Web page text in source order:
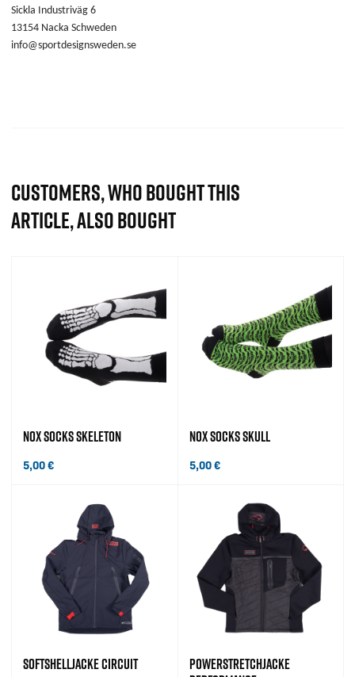
Sickla Industriväg 6
13154 Nacka Schweden
info@sportdesignsweden.se
CUSTOMERS, WHO BOUGHT THIS
ARTICLE, ALSO BOUGHT
NOX SOCKS SKELETON
5,00€
NOX SOCKS SKULL
5,00€
SOFTSHELLJACKE CIRCUIT
POWERSTRETCHJACKE